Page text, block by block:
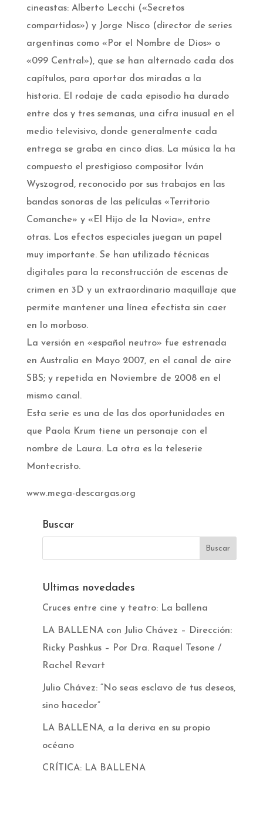
cineastas: Alberto Lecchi («Secretos
compartidos») y Jorge Nisco (director de series
argentinas como «Por el Nombre de Dios» o
«099 Central»), que se han alternado cada dos
capítulos, para aportar dos miradas a la
historia. El rodaje de cada episodio ha durado
entre dos y tres semanas, una cifra inusual en el
medio televisivo, donde generalmente cada
entrega se graba en cinco días. La música la ha
compuesto el prestigioso compositor Iván
Wyszogrod, reconocido por sus trabajos en las
bandas sonoras de las películas «Territorio
Comanche» y «El Hijo de la Novia», entre
otras. Los efectos especiales juegan un papel
muy importante. Se han utilizado técnicas
digitales para la reconstrucción de escenas de
crimen en 3D y un extraordinario maquillaje que
permite mantener una línea efectista sin caer
en lo morboso.
La versión en «español neutro» fue estrenada
en Australia en Mayo 2007, en el canal de aire
SBS; y repetida en Noviembre de 2008 en el
mismo canal.
Esta serie es una de las dos oportunidades en
que Paola Krum tiene un personaje con el
nombre de Laura. La otra es la teleserie
Montecristo.
www.mega-descargas.org
Buscar
Ultimas novedades
Cruces entre cine y teatro: La ballena
LA BALLENA con Julio Chávez – Dirección:
Ricky Pashkus – Por Dra. Raquel Tesone /
Rachel Revart
Julio Chávez: “No seas esclavo de tus deseos,
sino hacedor”
LA BALLENA, a la deriva en su propio
océano
CRÍTICA: LA BALLENA